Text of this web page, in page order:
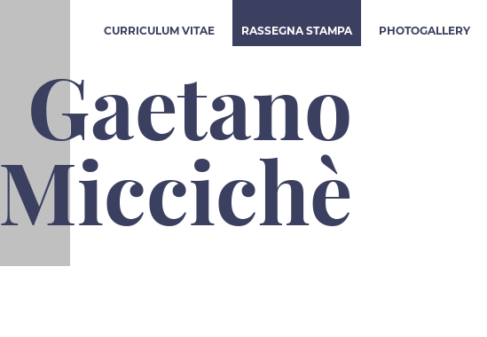
CURRICULUM VITAE RASSEGNA STAMPA PHOTOGALLERY
Gaetano
Miccichè